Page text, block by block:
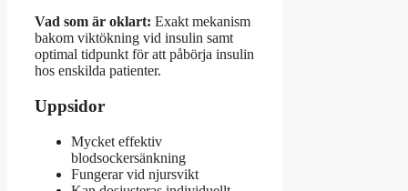
Vad som är oklart: Exakt mekanism
bakom viktökning vid insulin samt
optimal tidpunkt för att påbörja insulin
hos enskilda patienter.
Uppsidor
Mycket effektiv
blodsockersänkning
Fungerar vid njursvikt